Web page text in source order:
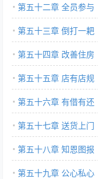
第五十二章 全员参与
第五十三章 倒打一耙
第五十四章 改善住房
第五十五章 店有店规
第五十六章 有借有还
第五十七章 送货上门
第五十八章 知恩图报
第五十九章 公心私心